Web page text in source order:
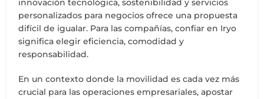
innovación tecnológica, sostenibilidad y servicios
personalizados para negocios ofrece una propuesta
difícil de igualar. Para las compañías, confiar en Iryo
significa elegir eficiencia, comodidad y
responsabilidad.
En un contexto donde la movilidad es cada vez más
crucial para las operaciones empresariales, apostar